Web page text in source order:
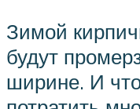
Зимой
будут
ширине. И